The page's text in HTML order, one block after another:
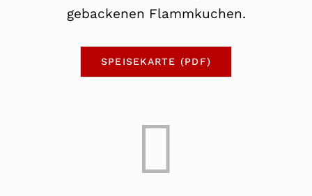
gebackenen Flammkuchen.
SPEISEKARTE (PDF)